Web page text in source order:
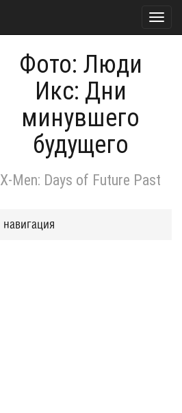
Фото: Люди
Икс: Дни
минувшего
будущего
X-Men: Days of Future Past
навигация